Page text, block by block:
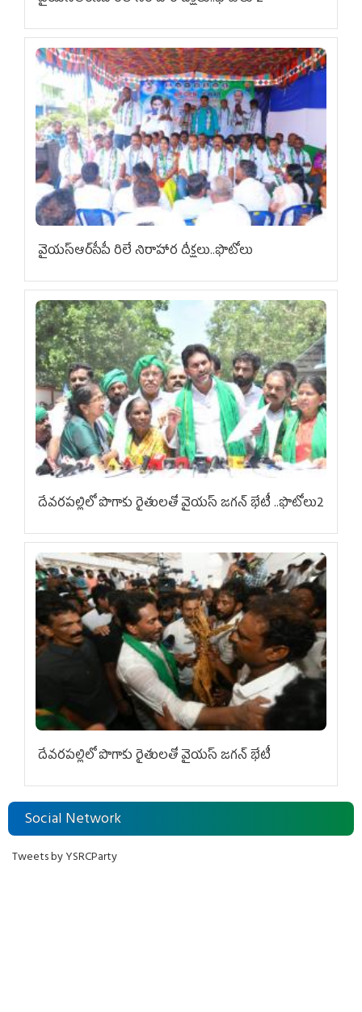
వైయ‌స్ఆర్‌సీపీ రిలే నిరాహార దీక్షలు..ఫొటోలు
దేవరపల్లిలో పొగాకు రైతులతో వైయస్ జగన్ భేటీ ..ఫొటోలు2
దేవరపల్లిలో పొగాకు రైతులతో వైయస్ జగన్ భేటీ
Social Network
Tweets by YSRCParty